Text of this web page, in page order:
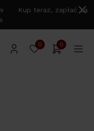
Kup teraz, zapłać za
0 0